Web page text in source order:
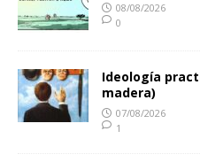
08/08/2026
0
Ideología
madera)
07/08/2026
1